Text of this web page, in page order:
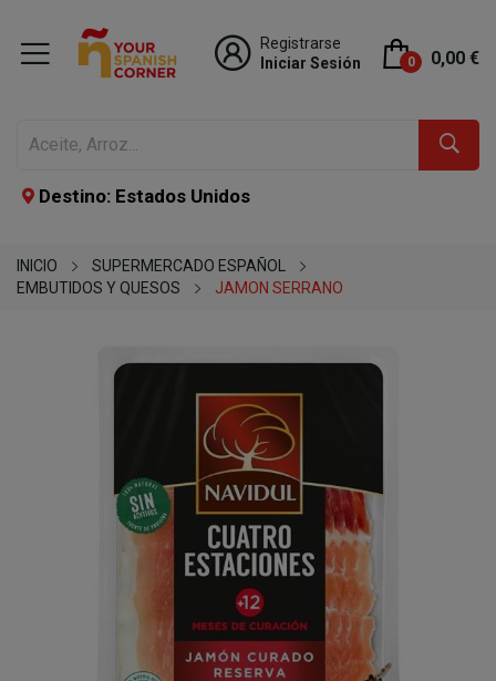
Registrarse
Iniciar Sesión
0 0,00 €
Destino: Estados Unidos
INICIO
SUPERMERCADO ESPAÑOL
EMBUTIDOS Y QUESOS
JAMON SERRANO